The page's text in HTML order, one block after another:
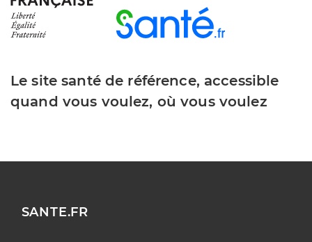
Le site santé de référence, accessible
quand vous voulez, où vous voulez
SANTE.FR